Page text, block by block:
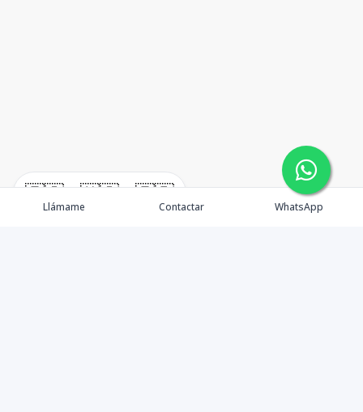
🇪🇸 🇺🇸 🇫🇷
Llámame Contactar WhatsApp